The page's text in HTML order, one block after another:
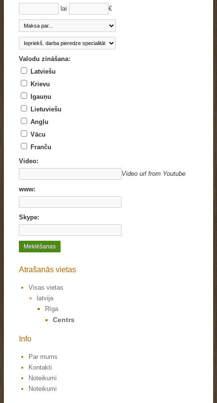
lai
€
Valodu zināšana:
Latviešu
Krievu
Igauņu
Lietuviešu
Angļu
Vācu
Franču
Video:
Video url from Youtube
www:
Skype:
Atrašanās vietas
Visas vietas
latvija
Rīga
Centrs
Info
Par mums
Kontakti
Noteikumi
Noteikumi